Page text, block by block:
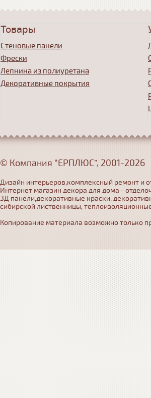
Товары
Стеновые панели
Фрески
Лепнина из полиуретана
Декоративные покрытия
© Компания “ЕРПЛЮС”, 2001-2026
Дизайн интерьеров,комплексный ремонт и
Интернет магазин декора для дома -
3Д панели,декоративные краски,
сибирской лиственницы,
Копирование материала возможно только